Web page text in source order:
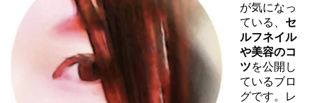
が気になっ
ている、 セ
ルフネイル
や美容のコ
ツを公開し
ているブロ
グです。レ